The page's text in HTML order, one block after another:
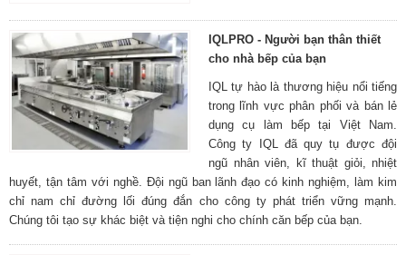
IQLPRO - Người bạn thân thiết
cho nhà bếp của bạn
IQL tự hào là thương hiệu nổi tiếng
trong lĩnh vực phân phối và bán lẻ
dụng cụ làm bếp tại Việt Nam.
Công ty IQL đã quy tụ được đội
ngũ nhân viên, kĩ thuật giỏi, nhiệt
huyết, tận tâm với nghề. Đội ngũ ban lãnh đạo có kinh nghiệm, làm kim
chỉ nam chỉ đường lối đúng đắn cho công ty phát triển vững mạnh.
Chúng tôi tạo sự khác biệt và tiện nghi cho chính căn bếp của bạn.